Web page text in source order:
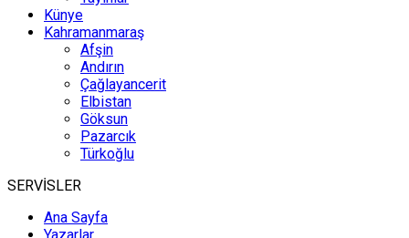
Künye
Kahramanmaraş
Afşin
Andırın
Çağlayancerit
Elbistan
Göksun
Pazarcık
Türkoğlu
SERVİSLER
Ana Sayfa